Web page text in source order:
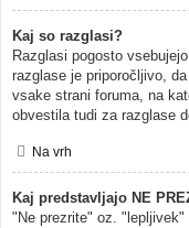
Kaj so razglasi?
Razglasi pogosto
razglase je priporočljivo,
vsake strani foruma, na
obvestila tudi za razglase
Na vrh
Kaj predstavljajo NE
"Ne prezrite" oz.